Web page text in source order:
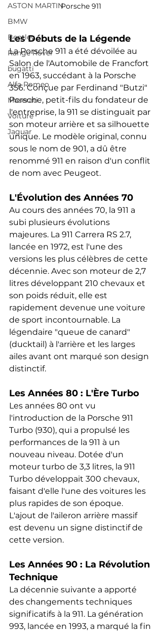
ASTON MARTIN
BMW
Bentley
Range Rover
bugatti
Alfa Romeo
Maserati
Voiture
Jaguar
Porsche 911
Les Débuts de la Légende
La Porsche 911 a été dévoilée au
Salon de l'Automobile de Francfort
en 1963, succédant à la Porsche
356. Conçue par Ferdinand "Butzi"
Porsche, petit-fils du fondateur de
l'entreprise, la 911 se distinguait par
son moteur arrière et sa silhouette
unique. Le modèle original, connu
sous le nom de 901, a dû être
renommé 911 en raison d'un conflit
de nom avec Peugeot.
L'Évolution des Années 70
Au cours des années 70, la 911 a
subi plusieurs évolutions
majeures. La 911 Carrera RS 2.7,
lancée en 1972, est l'une des
versions les plus célèbres de cette
décennie. Avec son moteur de 2,7
litres développant 210 chevaux et
son poids réduit, elle est
rapidement devenue une voiture
de sport incontournable. La
légendaire "queue de canard"
(ducktail) à l'arrière et les larges
ailes avant ont marqué son design
distinctif.
Les Années 80 : L'Ère Turbo
Les années 80 ont vu
l'introduction de la Porsche 911
Turbo (930), qui a propulsé les
performances de la 911 à un
nouveau niveau. Dotée d'un
moteur turbo de 3,3 litres, la 911
Turbo développait 300 chevaux,
faisant d'elle l'une des voitures les
plus rapides de son époque.
L'ajout de l'aileron arrière massif
est devenu un signe distinctif de
cette version.
Les Années 90 : La Révolution
Technique
La décennie suivante a apporté
des changements techniques
significatifs à la 911. La génération
993, lancée en 1993, a marqué la fin